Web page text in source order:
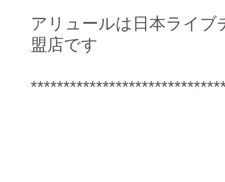
アリュールは日本ライブ
盟店です